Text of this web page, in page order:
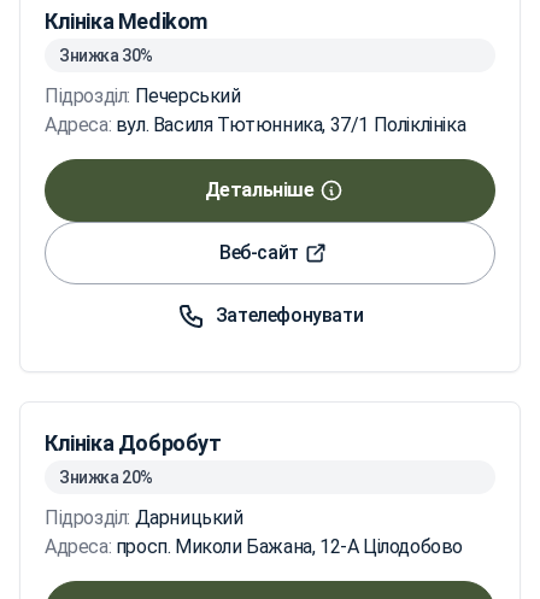
Клініка Medikom
Знижка 30%
Підрозділ: Печерський
Адреса: вул. Василя Тютюнника, 37/1 Поліклініка
Детальніше
Веб-сайт
Зателефонувати
Клініка Добробут
Знижка 20%
Підрозділ: Дарницький
Адреса: просп. Миколи Бажана, 12-А Цілодобово